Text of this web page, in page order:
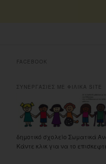
FACEBOOK
ΣΥΝΕΡΓΑΣΙΕΣ ΜΕ ΦΙΛΙΚΑ SITE
δημοτικό σχολείο Σωματικά
Κάντε κλικ για να το